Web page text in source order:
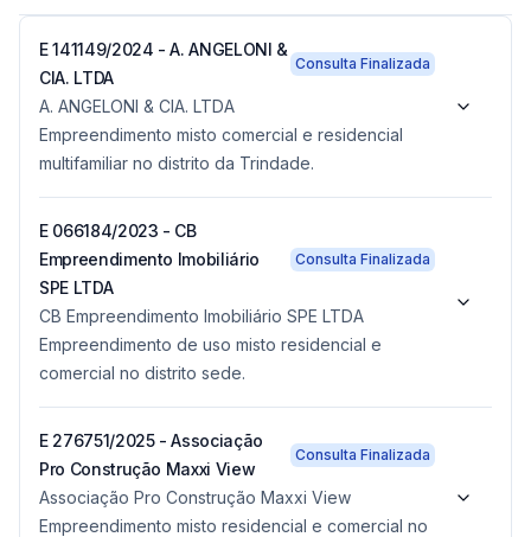
E 141149/2024 - A. ANGELONI &
CIA. LTDA
Consulta Finalizada
A. ANGELONI & CIA. LTDA
Empreendimento misto comercial e residencial
multifamiliar no distrito da Trindade.
E 066184/2023 - CB
Empreendimento Imobiliário
SPE LTDA
Consulta Finalizada
CB Empreendimento Imobiliário SPE LTDA
Empreendimento de uso misto residencial e
comercial no distrito sede.
E 276751/2025 - Associação
Pro Construção Maxxi View
Consulta Finalizada
Associação Pro Construção Maxxi View
Empreendimento misto residencial e comercial no